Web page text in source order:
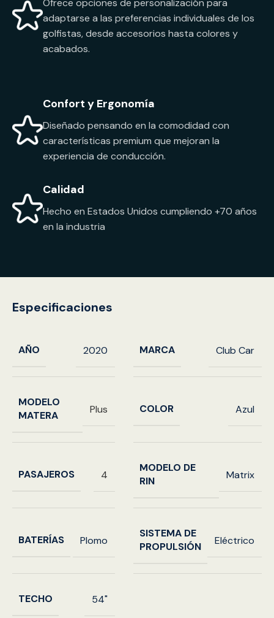
Ofrece opciones de personalización para
adaptarse a las preferencias individuales de los
golfistas, desde accesorios hasta colores y
acabados.
Confort y Ergonomía
Diseñado pensando en la comodidad con
características premium que mejoran la
experiencia de conducción.
Calidad
Hecho en Estados Unidos cumpliendo +70 años
en la industria
Especificaciones
AÑO 2020 MARCA Club Car
MODELO
MATERA
Plus COLOR Azul
PASAJEROS 4
MODELO DE
RIN
Matrix
BATERÍAS Plomo
SISTEMA DE
PROPULSIÓN
Eléctrico
TECHO 54"